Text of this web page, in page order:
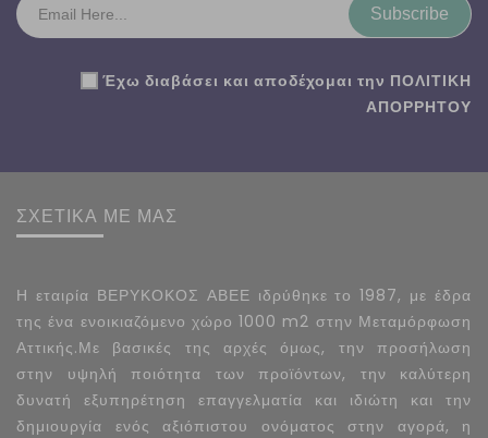
Subscribe
Έχω διαβάσει και αποδέχομαι την ΠΟΛΙΤΙΚΗ
ΑΠΟΡΡΗΤΟΥ
ΣΧΕΤΙΚΑ ΜΕ ΜΑΣ
Η εταιρία ΒΕΡΥΚΟΚΟΣ ΑΒΕΕ ιδρύθηκε το 1987, με έδρα
της ένα ενοικιαζόμενο χώρο 1000 m2 στην Μεταμόρφωση
Αττικής.Με βασικές της αρχές όμως, την προσήλωση
στην υψηλή ποιότητα των προϊόντων, την καλύτερη
δυνατή εξυπηρέτηση επαγγελματία και ιδιώτη και την
δημιουργία ενός αξιόπιστου ονόματος στην αγορά, η